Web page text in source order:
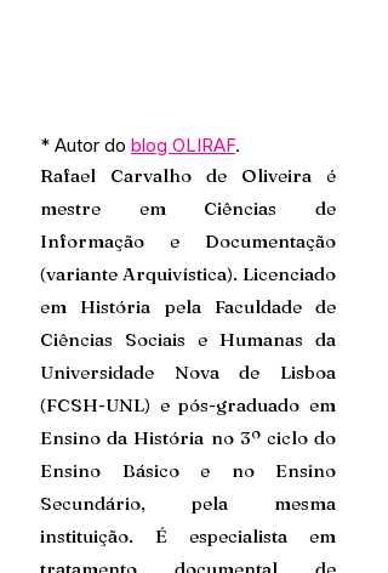
* Autor do blog OLIRAF.
Rafael Carvalho de Oliveira
é
mestre em Ciências de
Informação e Documentação
(variante Arquivística). Licenciado
em História pela Faculdade de
Ciências Sociais e Humanas da
Universidade Nova de Lisboa
(FCSH-UNL) e pós-graduado em
Ensino da História no 3º ciclo do
Ensino Básico e no Ensino
Secundário, pela mesma
instituição. É especialista em